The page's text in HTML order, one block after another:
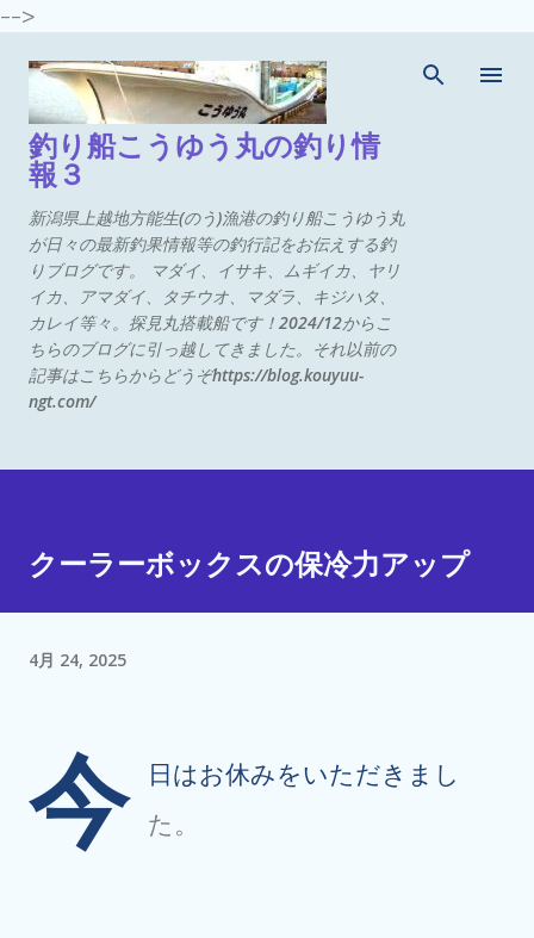
--> スキップしてメイン コンテンツに移動
釣り船こうゆう丸の釣り情
報３
新潟県上越地方能生(のう)漁港の釣り船こうゆう丸
が日々の最新釣果情報等の釣行記をお伝えする釣
りブログです。 マダイ、イサキ、ムギイカ、ヤリ
イカ、アマダイ、タチウオ、マダラ、キジハタ、
カレイ等々。探見丸搭載船です！2024/12からこ
ちらのブログに引っ越してきました。それ以前の
記事はこちらからどうぞhttps://blog.kouyuu-
ngt.com/
クーラーボックスの保冷力アップ
4月 24, 2025
今
日はお休みをいただきまし
た。